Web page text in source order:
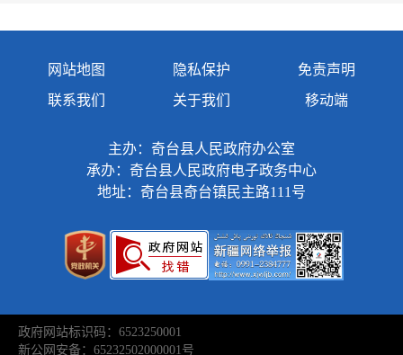
2025年预算及三公经费
2026年预算及三公经费
网站地图 隐私保护
免责声明
联系我们
关于我们 移动端
主办：奇台县人民政府办公室
承办：奇台县人民政府电子政务中心
地址：奇台县奇台镇民主路111号
政府网站标识码：6523250001
新公网安备：65232502000001号